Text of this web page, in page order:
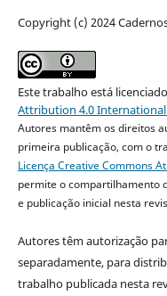
Copyright (c) 2024
Este trabalho está
Attribution 4.0 International
Autores mantêm os direitos
primeira publicação, com o
Licença Creative Commons
permite o compartilhamento
e publicação inicial nesta
Autores têm autorização
separadamente, para
trabalho publicada nesta